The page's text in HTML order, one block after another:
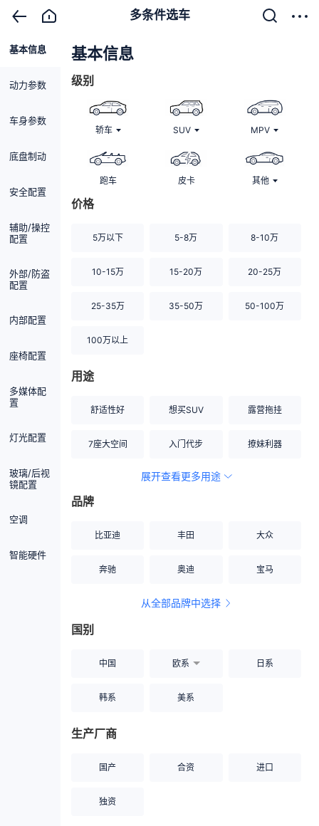
多条件选车
基本信息
动力参数
车身参数
底盘制动
安全配置
辅助/操控
配置
外部/防盗
配置
内部配置
座椅配置
多媒体配
置
灯光配置
玻璃/后视
镜配置
空调
智能硬件
基本信息
级别
轿车 SUV MPV
跑车 皮卡 其他
价格
5万以下 5-8万 8-10万
10-15万 15-20万 20-25万
25-35万 35-50万 50-100万
100万以上
用途
舒适性好 想买SUV 露营拖挂
7座大空间 入门代步 撩妹利器
空间宽敞
展开查看更多用途
品牌
比亚迪 丰田 大众
奔驰 奥迪 宝马
从全部品牌中选择
国别
中国 欧系 日系
韩系 美系
生产厂商
国产 合资 进口
独资